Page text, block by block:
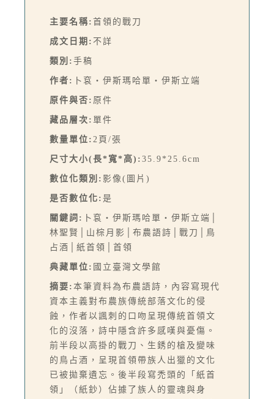
主要名稱: 首領的戰刀
成文日期: 不詳
類別: 手稿
作者: 卜袞・伊斯瑪哈單‧伊斯立端
原件與否: 原件
藏品層次: 單件
數量單位: 2頁/張
尺寸大小(長*寬*高): 35.9*25.6cm
數位化類別: 影像(圖片)
是否數位化: 是
關鍵詞: 卜袞‧伊斯瑪哈單‧伊斯立端│
林聖賢│山棕月影│布農語詩│戰刀│鳥
占酒│紙首領│首領
典藏單位: 國立臺灣文學館
摘要: 本筆資料為布農語詩，內容寫現代
資本主義對布農族傳統部落文化的侵
蝕，作者以諷刺的口吻呈現傳統首領文
化的沒落，詩中隱含許多感嘆與憂傷。
前半段以高掛的戰刀、生銹的槍及變味
的鳥占酒，呈現首領帶族人出獵的文化
已被拋棄遺忘。後半段寫禿頭的「紙首
領」（紙鈔）佔據了族人的靈魂與身